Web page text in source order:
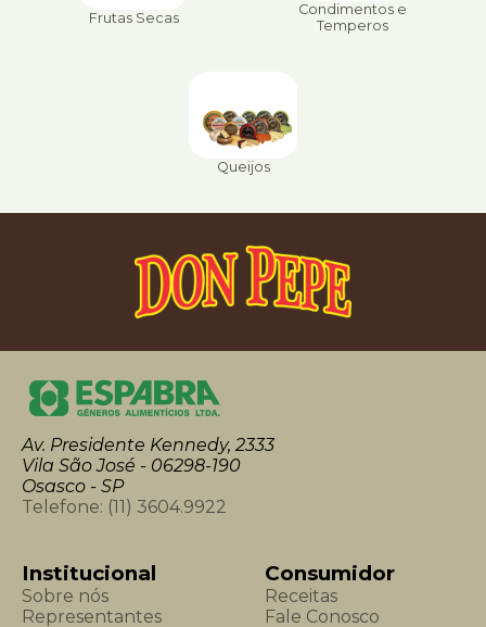
Frutas Secas
Condimentos e
Temperos
Queijos
Av. Presidente Kennedy, 2333
Vila São José - 06298-190
Osasco - SP
Telefone: (11) 3604.9922
Institucional
Sobre nós
Representantes
Consumidor
Receitas
Fale Conosco